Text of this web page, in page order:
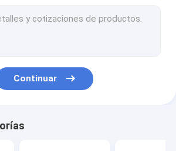
Continuar